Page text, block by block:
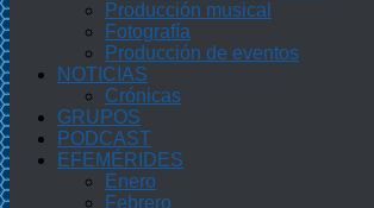
Producción musical
Fotografía
Producción de eventos
NOTICIAS
Crónicas
GRUPOS
PODCAST
EFEMÉRIDES
Enero
Febrero